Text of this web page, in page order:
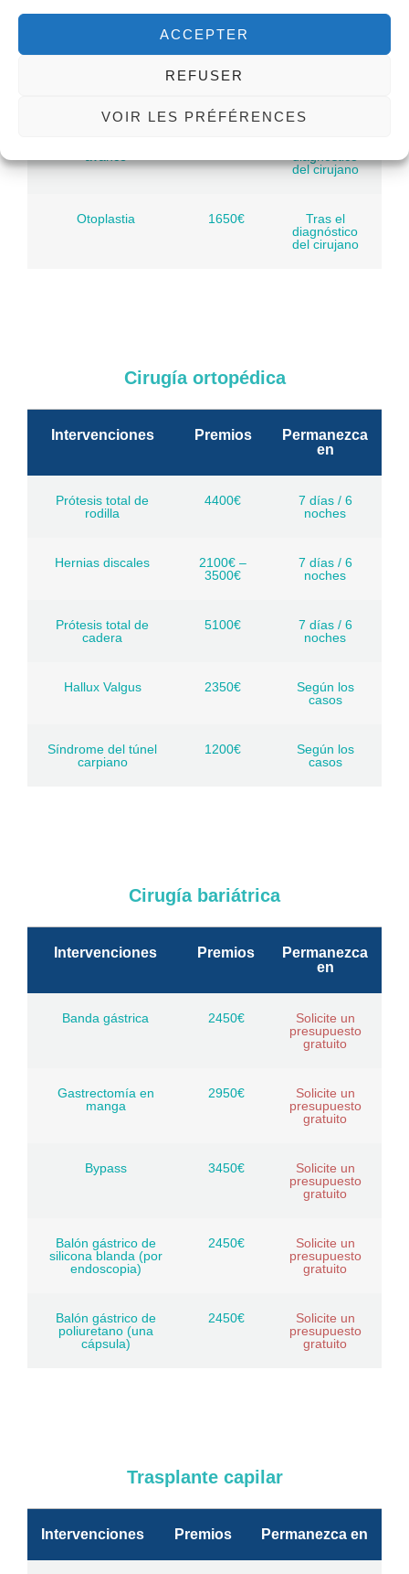
ACCEPTER
REFUSER
VOIR LES PRÉFÉRENCES
1800€
del cirujano
Otoplastia 1650€
Tras el
diagnóstico
del cirujano
Cirugía ortopédica
Intervenciones Premios
Permanezca
en
Prótesis total de
rodilla
4400€
7 días / 6
noches
Hernias discales
2100€ –
3500€
7 días / 6
noches
Prótesis total de
cadera
5100€
7 días / 6
noches
Hallux Valgus 2350€
Según los
casos
Síndrome del túnel
carpiano
1200€
Según los
casos
Cirugía bariátrica
Intervenciones Premios
Permanezca
en
Banda gástrica 2450€
Solicite un
presupuesto
gratuito
Gastrectomía en
manga
2950€
Solicite un
presupuesto
gratuito
Bypass 3450€
Solicite un
presupuesto
gratuito
Balón gástrico de
silicona blanda (por
endoscopia)
2450€
Solicite un
presupuesto
gratuito
Balón gástrico de
poliuretano (una
cápsula)
2450€
Solicite un
presupuesto
gratuito
Trasplante capilar
Intervenciones Premios Permanezca en